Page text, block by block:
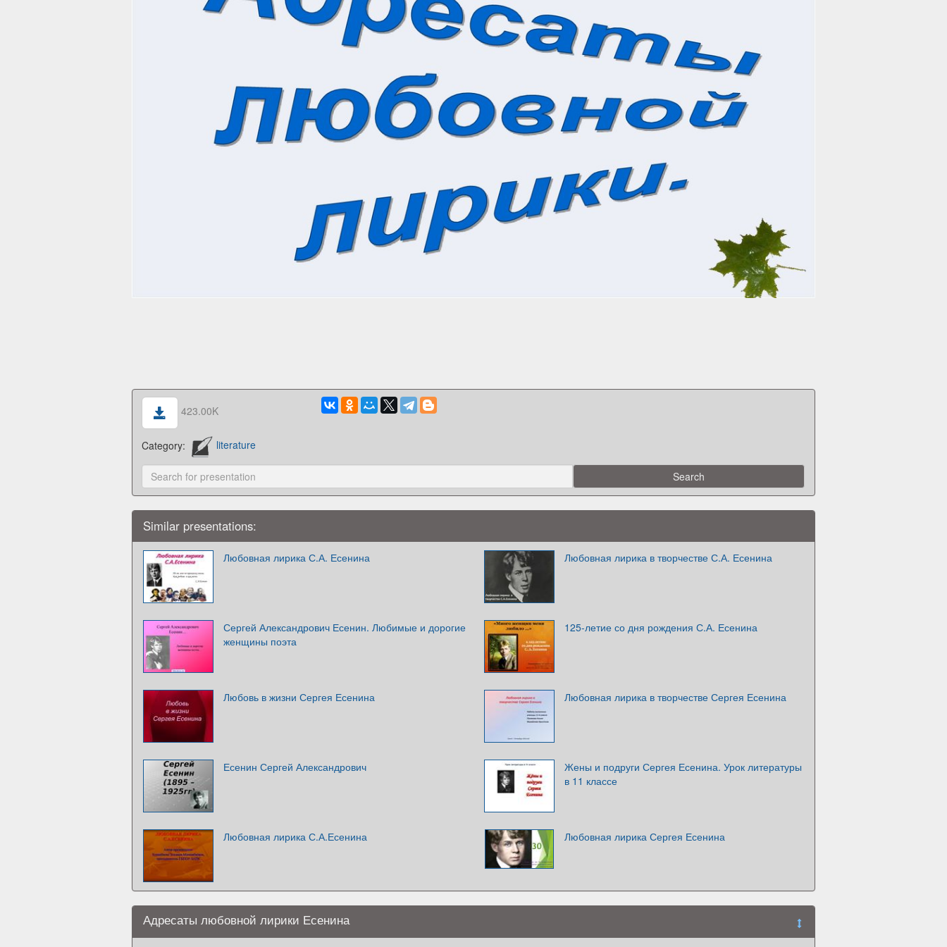
423.00K
Category: literature
Similar presentations:
Любовная лирика С.А. Есенина Любовная лирика в творчестве С.А. Есенина
Сергей Александрович Есенин. Любимые и дорогие
женщины поэта
125-летие со дня рождения С.А. Есенина
Любовь в жизни Сергея Есенина Любовная лирика в творчестве Сергея Есенина
Есенин Сергей Александрович
Жены и подруги Сергея Есенина. Урок литературы
в 11 классе
Любовная лирика С.А.Есенина Любовная лирика Сергея Есенина
Адресаты любовной лирики Есенина